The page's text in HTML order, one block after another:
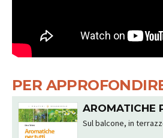
PER
AROMATICHE
Sul balcone, in